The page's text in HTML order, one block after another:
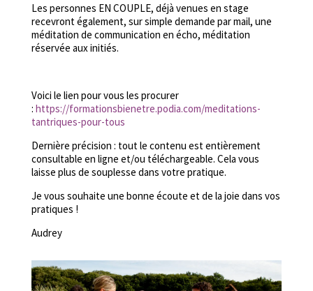
Les personnes EN COUPLE, déjà venues en stage
recevront également, sur simple demande par mail, une
méditation de communication en écho, méditation
réservée aux initiés.
Voici le lien pour vous les procurer
: https://formationsbienetre.podia.com/meditations-
tantriques-pour-tous
Dernière précision : tout le contenu est entièrement
consultable en ligne et/ou téléchargeable. Cela vous
laisse plus de souplesse dans votre pratique.
Je vous souhaite une bonne écoute et de la joie dans vos
pratiques !
Audrey